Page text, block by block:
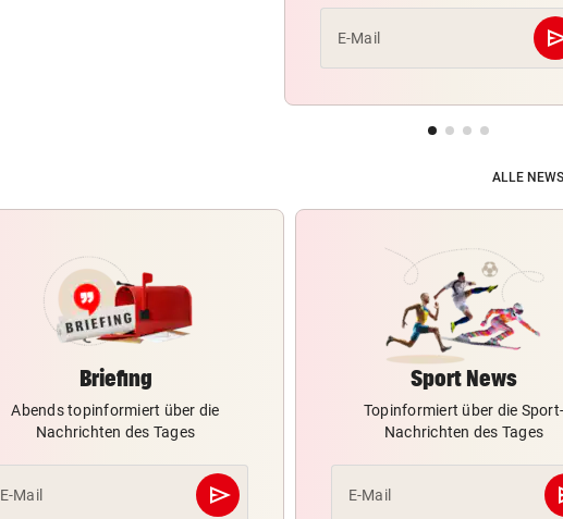
E-Mail
ALLE
Briefing
Abends topinformiert über die
Nachrichten des Tages
E-Mail send
Abschicken
Sport News
Topinformiert über die Sport-
Nachrichten des Tages
E-Mail